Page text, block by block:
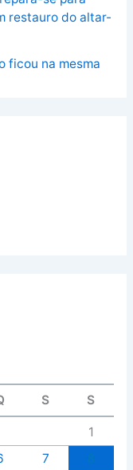
restauro do altar-
ficou na mesma
S S
1
7